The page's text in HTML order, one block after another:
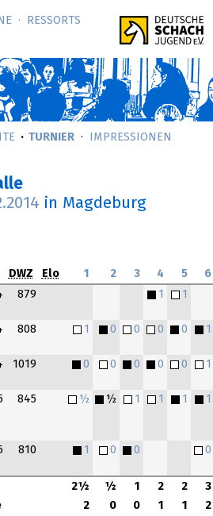
RESSORTS
TURNIER IMPRESSIONEN
in Magdeburg
DWZ Elo 1 2 3 4 5 6
2½ ½ 1 2 2
3
2 0 0 1 1 2
879 1 1
808 1 0 0 0 0 1
1019 0 0 0 0 0 1
845 ½ ½ 1 1 1 1
810 1 0 0 0